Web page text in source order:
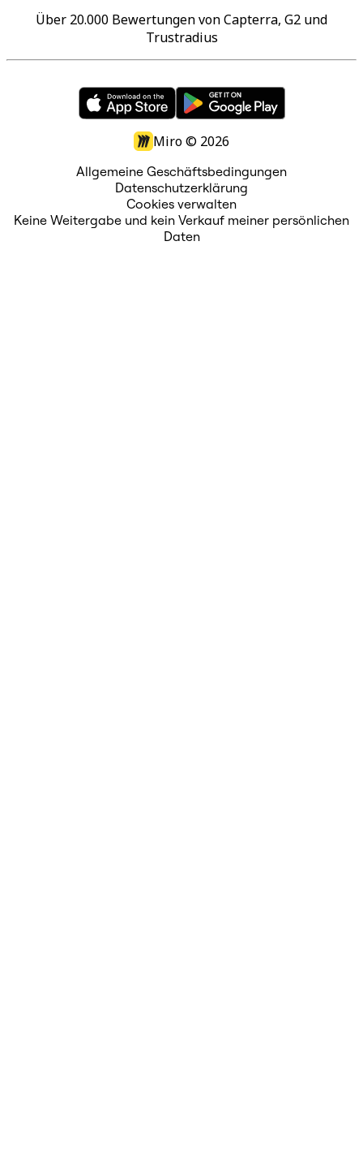
Über 20.000 Bewertungen von Capterra, G2 und
Trustradius
Miro © 2026
Allgemeine Geschäftsbedingungen
Datenschutzerklärung
Cookies verwalten
Keine Weitergabe und kein Verkauf meiner persönlichen
Daten